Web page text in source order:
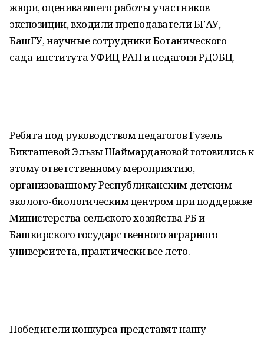
жюри, оценивавшего работы участников
экспозиции, входили преподаватели БГАУ,
БашГУ, научные сотрудники Ботанического
сада-института УФИЦ РАН и педагоги РДЭБЦ.
Ребята под руководством педагогов Гузель
Бикташевой Эльзы Шаймардановой готовились к
этому ответственному мероприятию,
организованному Республиканским детским
эколого-биологическим центром при поддержке
Министерства сельского хозяйства РБ и
Башкирского государственного аграрного
университета, практически все лето.
Победители конкурса представят нашу